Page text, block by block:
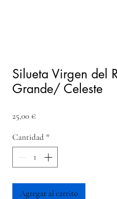
Silueta Virgen del
Grande/ Celeste
25,00 €Precio
Cantidad *
Agregar al carrito